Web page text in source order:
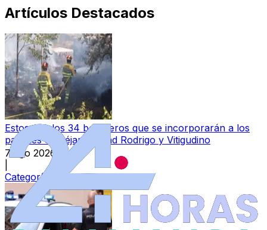
Artículos Destacados
Estos son los 34 bomberos que se incorporarán a los
parques de Béjar, Ciudad Rodrigo y Vitigudino
7 ago 2026
Categoría:
Provincia